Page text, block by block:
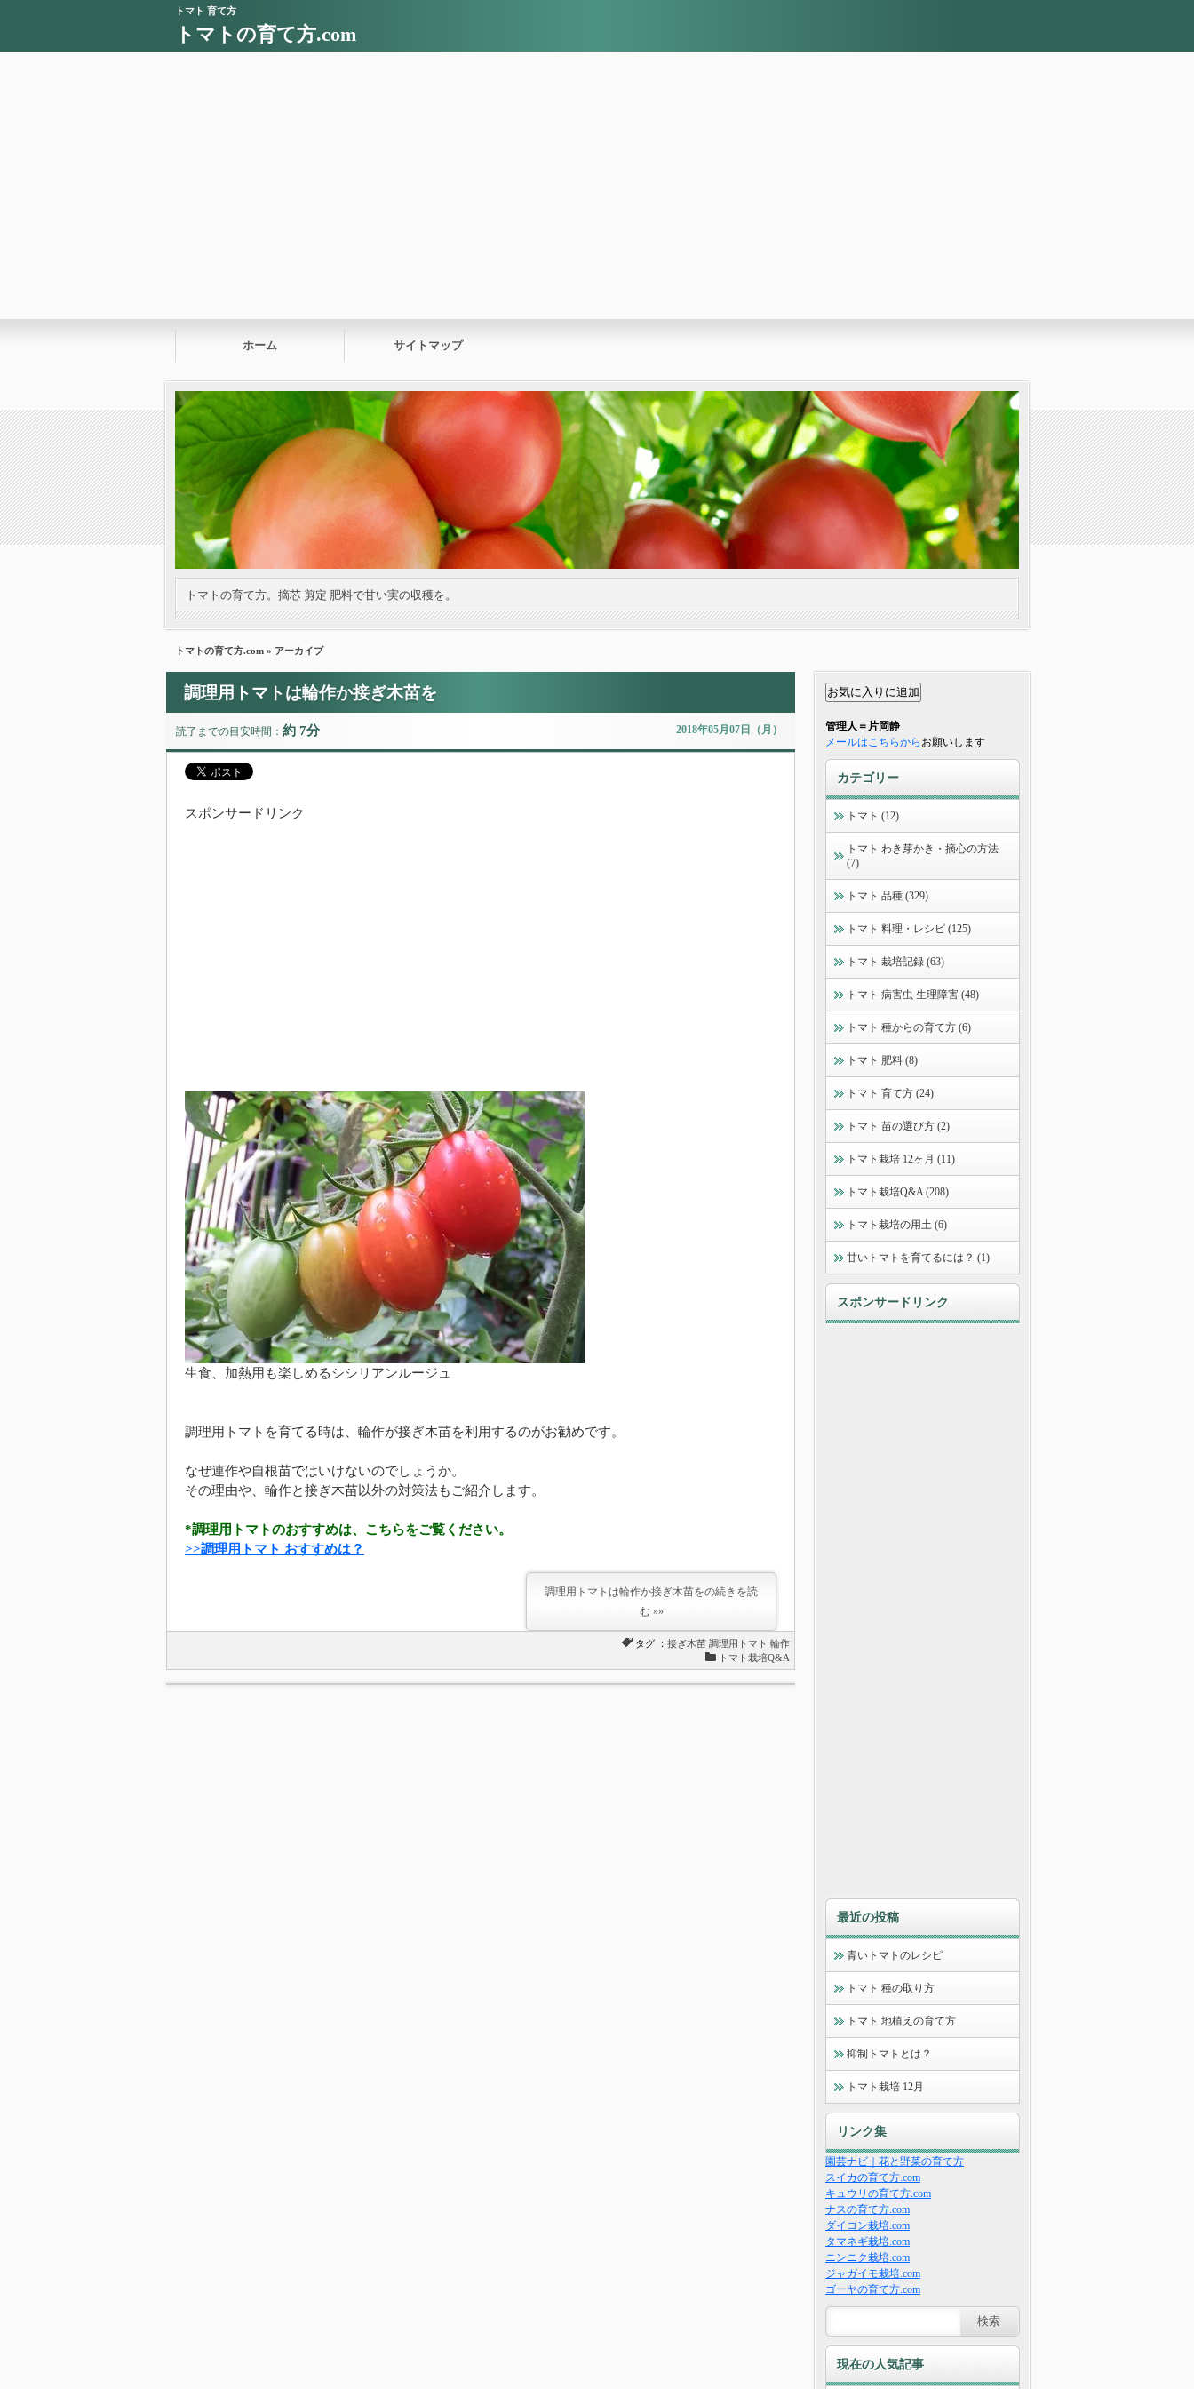
トマト 育て方
トマトの育て方.com
ホーム サイトマップ
トマトの育て方。摘芯 剪定 肥料で甘い実の収穫を。
トマトの育て方.com » アーカイブ
調理用トマトは輪作か接ぎ木苗を
読了までの目安時間： 約 7分 2018年05月07日（月）
スポンサードリンク
生食、加熱用も楽しめるシシリアンルージュ
調理用トマトを育てる時は、輪作が接ぎ木苗を利用するのがお勧めです。
なぜ連作や自根苗ではいけないのでしょうか。
その理由や、輪作と接ぎ木苗以外の対策法もご紹介します。
*調理用トマトのおすすめは、こちらをご覧ください。
>>調理用トマト おすすめは？
調理用トマトは輪作か接ぎ木苗をの続きを読
む »»
タグ ： 接ぎ木苗 調理用トマト 輪作
トマト栽培Q&A
管理人＝片岡静
メールはこちらから お願いします
カテゴリー
トマト (12)
トマト わき芽かき・摘心の方法
(7)
トマト 品種 (329)
トマト 料理・レシピ (125)
トマト 栽培記録 (63)
トマト 病害虫 生理障害 (48)
トマト 種からの育て方 (6)
トマト 肥料 (8)
トマト 育て方 (24)
トマト 苗の選び方 (2)
トマト栽培 12ヶ月 (11)
トマト栽培Q&A (208)
トマト栽培の用土 (6)
甘いトマトを育てるには？ (1)
スポンサードリンク
最近の投稿
青いトマトのレシピ
トマト 種の取り方
トマト 地植えの育て方
抑制トマトとは？
トマト栽培 12月
リンク集
園芸ナビ｜花と野菜の育て方
スイカの育て方.com
キュウリの育て方.com
ナスの育て方.com
ダイコン栽培.com
タマネギ栽培.com
ニンニク栽培.com
ジャガイモ栽培.com
ゴーヤの育て方.com
現在の人気記事